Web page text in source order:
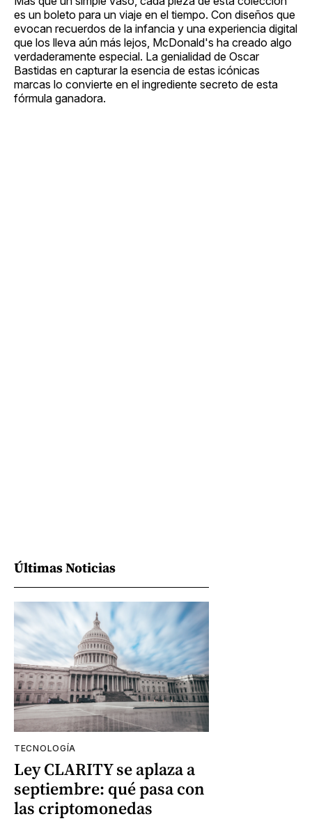
es un boleto para un viaje en el tiempo. Con diseños que
evocan recuerdos de la infancia y una experiencia digital
que los lleva aún más lejos, McDonald's ha creado algo
verdaderamente especial. La genialidad de Oscar
Bastidas en capturar la esencia de estas icónicas
marcas lo convierte en el ingrediente secreto de esta
fórmula ganadora.
Últimas Noticias
TECNOLOGÍA
Ley CLARITY se aplaza a
septiembre: qué pasa con
las criptomonedas